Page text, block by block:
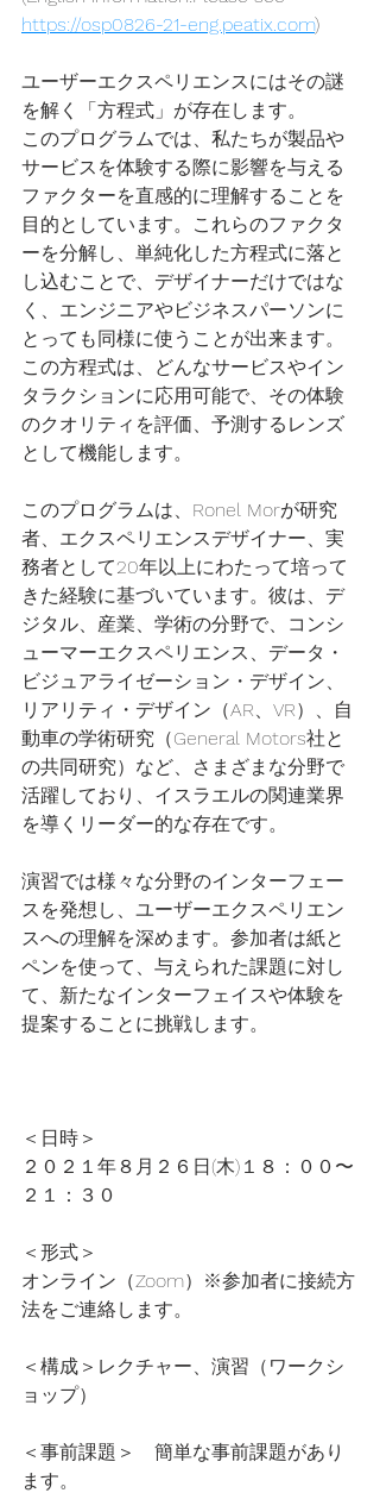
https://osp0826-21-eng.peatix.com)
ユーザーエクスペリエンスにはその謎
を解く「方程式」が存在します。
このプログラムでは、私たちが製品や
サービスを体験する際に影響を与える
ファクターを直感的に理解することを
目的としています。これらのファクタ
ーを分解し、単純化した方程式に落と
し込むことで、デザイナーだけではな
く、エンジニアやビジネスパーソンに
とっても同様に使うことが出来ます。
この方程式は、どんなサービスやイン
タラクションに応用可能で、その体験
のクオリティを評価、予測するレンズ
として機能します。
このプログラムは、Ronel Morが研究
者、エクスペリエンスデザイナー、実
務者として20年以上にわたって培って
きた経験に基づいています。彼は、デ
ジタル、産業、学術の分野で、コンシ
ューマーエクスペリエンス、データ・
ビジュアライゼーション・デザイン、
リアリティ・デザイン（AR、VR）、自
動車の学術研究（General Motors社と
の共同研究）など、さまざまな分野で
活躍しており、イスラエルの関連業界
を導くリーダー的な存在です。
演習では様々な分野のインターフェー
スを発想し、ユーザーエクスペリエン
スへの理解を深めます。参加者は紙と
ペンを使って、与えられた課題に対し
て、新たなインターフェイスや体験を
提案することに挑戦します。
＜日時＞
２０２１年８月２６日(木)１８：００〜
２１：３０
＜形式＞
オンライン（Zoom）※参加者に接続方
法をご連絡します。
＜構成＞レクチャー、演習（ワークシ
ョップ）
＜事前課題＞　簡単な事前課題があり
ます。